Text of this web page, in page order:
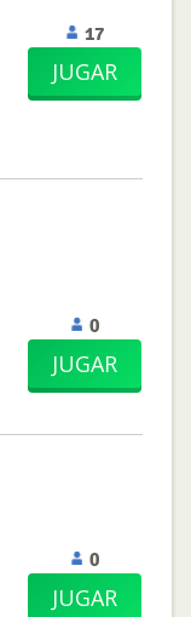
17
JUGAR
0
JUGAR
0
JUGAR